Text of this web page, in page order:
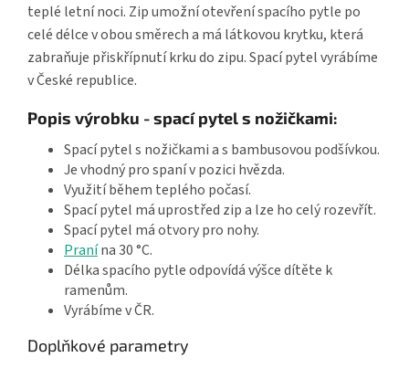
teplé letní noci. Zip umožní otevření spacího pytle po
celé délce v obou směrech a má látkovou krytku, která
zabraňuje přiskřípnutí krku do zipu. Spací pytel vyrábíme
v České republice.
Popis výrobku - spací pytel s nožičkami:
Spací pytel s nožičkami a s bambusovou podšívkou.
Je vhodný pro spaní v pozici hvězda.
Využití během teplého počasí.
Spací pytel má uprostřed zip a lze ho celý rozevřít.
Spací pytel má otvory pro nohy.
Pranína 30 °C.
Délka spacího pytle odpovídá výšce dítěte k
ramenům.
Vyrábíme v ČR.
Doplňkové parametry